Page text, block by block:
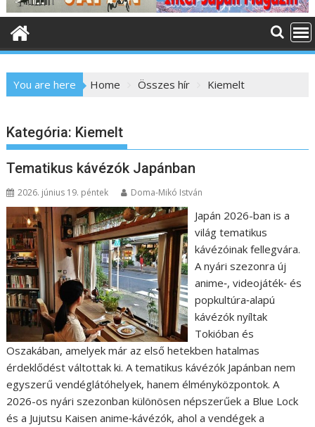
n
e
You are here Home Összes hír Kiemelt
Kategória: Kiemelt
Tematikus kávézók Japánban
2026. június 19. péntek Doma-Mikó István
Japán 2026-ban is a
világ tematikus
kávézóinak fellegvára.
A nyári szezonra új
anime‑, videojáték‑ és
popkultúra‑alapú
kávézók nyíltak
Tokióban és
Oszakában, amelyek már az első hetekben hatalmas
érdeklődést váltottak ki. A tematikus kávézók Japánban nem
egyszerű vendéglátóhelyek, hanem élményközpontok. A
2026-os nyári szezonban különösen népszerűek a Blue Lock
és a Jujutsu Kaisen anime‑kávézók, ahol a vendégek a